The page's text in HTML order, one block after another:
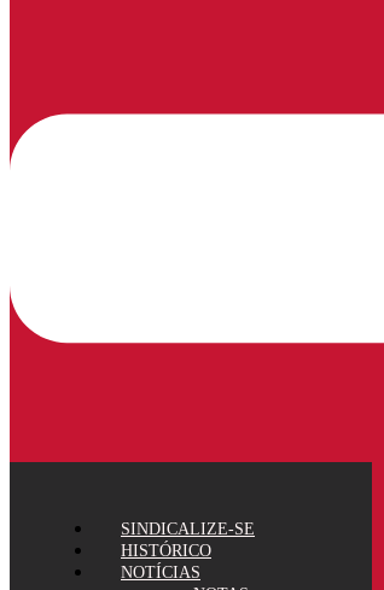
SINDICALIZE-SE
HISTÓRICO
NOTÍCIAS